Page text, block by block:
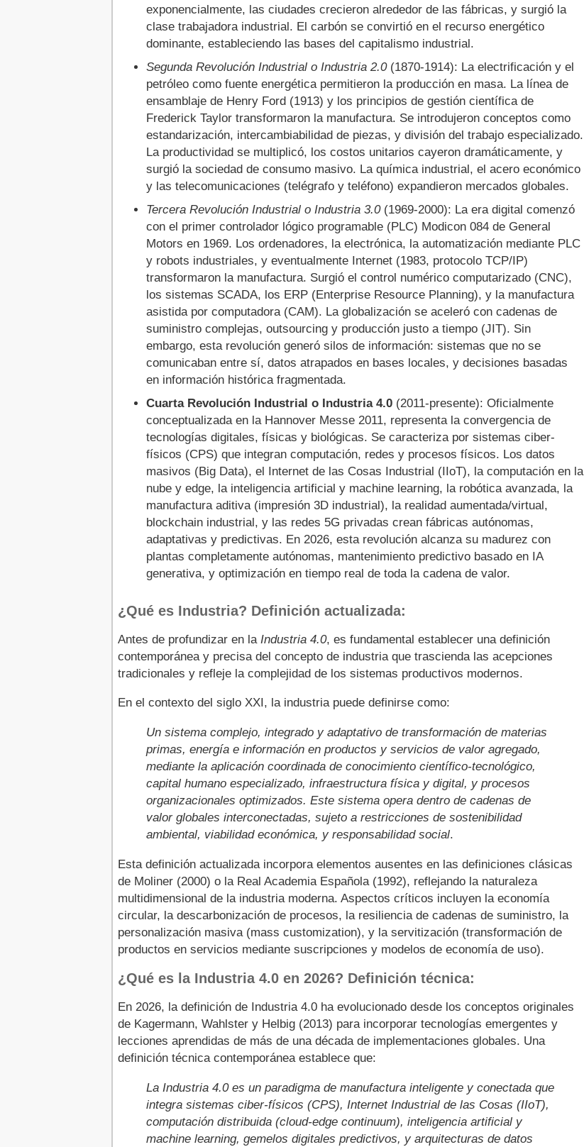
ROI y métricas de éxito
Ejemplos de empresas líderes en Industria 4.0
Industria 4.0 y sostenibilidad
Hacia la Industria 5.0: El siguiente paso
Resumen ejecutivo
Conclusiones y recomendaciones
Videos recomendados
Bibliografía y recursos
exponencialmente, las ciudades crecieron alrededor de las fábricas, y surgió la
clase trabajadora industrial. El carbón se convirtió en el recurso energético
dominante, estableciendo las bases del capitalismo industrial.
Segunda Revolución Industrial o Industria 2.0(1870-1914): La electrificación y el
petróleo como fuente energética permitieron la producción en masa. La línea de
ensamblaje de Henry Ford (1913) y los principios de gestión científica de
Frederick Taylor transformaron la manufactura. Se introdujeron conceptos como
estandarización, intercambiabilidad de piezas, y división del trabajo especializado.
La productividad se multiplicó, los costos unitarios cayeron dramáticamente, y
surgió la sociedad de consumo masivo. La química industrial, el acero económico
y las telecomunicaciones (telégrafo y teléfono) expandieron mercados globales.
Tercera Revolución Industrial o Industria 3.0(1969-2000): La era digital comenzó
con el primer controlador lógico programable (PLC) Modicon 084 de General
Motors en 1969. Los ordenadores, la electrónica, la automatización mediante PLC
y robots industriales, y eventualmente Internet (1983, protocolo TCP/IP)
transformaron la manufactura. Surgió el control numérico computarizado (CNC),
los sistemas SCADA, los ERP (Enterprise Resource Planning), y la manufactura
asistida por computadora (CAM). La globalización se aceleró con cadenas de
suministro complejas, outsourcing y producción justo a tiempo (JIT). Sin
embargo, esta revolución generó silos de información: sistemas que no se
comunicaban entre sí, datos atrapados en bases locales, y decisiones basadas
en información histórica fragmentada.
Cuarta Revolución Industrial o Industria 4.0 (2011-presente): Oficialmente
conceptualizada en la Hannover Messe 2011, representa la convergencia de
tecnologías digitales, físicas y biológicas. Se caracteriza por sistemas ciber-
físicos (CPS) que integran computación, redes y procesos físicos. Los datos
masivos (Big Data), el Internet de las Cosas Industrial (IIoT), la computación en la
nube y edge, la inteligencia artificial y machine learning, la robótica avanzada, la
manufactura aditiva (impresión 3D industrial), la realidad aumentada/virtual,
blockchain industrial, y las redes 5G privadas crean fábricas autónomas,
adaptativas y predictivas. En 2026, esta revolución alcanza su madurez con
plantas completamente autónomas, mantenimiento predictivo basado en IA
generativa, y optimización en tiempo real de toda la cadena de valor.
¿Qué es Industria? Definición actualizada:
Antes de profundizar en la Industria 4.0, es fundamental establecer una definición
contemporánea y precisa del concepto de industria que trascienda las acepciones
tradicionales y refleje la complejidad de los sistemas productivos modernos.
En el contexto del siglo XXI, la industria puede definirse como:
Un sistema complejo, integrado y adaptativo de transformación de materias
primas, energía e información en productos y servicios de valor agregado,
mediante la aplicación coordinada de conocimiento científico-tecnológico,
capital humano especializado, infraestructura física y digital, y procesos
organizacionales optimizados. Este sistema opera dentro de cadenas de
valor globales interconectadas, sujeto a restricciones de sostenibilidad
ambiental, viabilidad económica, y responsabilidad social.
Esta definición actualizada incorpora elementos ausentes en las definiciones clásicas
de Moliner (2000) o la Real Academia Española (1992), reflejando la naturaleza
multidimensional de la industria moderna. Aspectos críticos incluyen la economía
circular, la descarbonización de procesos, la resiliencia de cadenas de suministro, la
personalización masiva (mass customization), y la servitización (transformación de
productos en servicios mediante suscripciones y modelos de economía de uso).
¿Qué es la Industria 4.0 en 2026? Definición técnica:
En 2026, la definición de Industria 4.0 ha evolucionado desde los conceptos originales
de Kagermann, Wahlster y Helbig (2013) para incorporar tecnologías emergentes y
lecciones aprendidas de más de una década de implementaciones globales. Una
definición técnica contemporánea establece que:
La Industria 4.0 es un paradigma de manufactura inteligente y conectada que
integra sistemas ciber-físicos (CPS), Internet Industrial de las Cosas (IIoT),
computación distribuida (cloud-edge continuum), inteligencia artificial y
machine learning, gemelos digitales predictivos, y arquitecturas de datos